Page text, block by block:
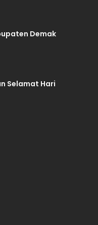
Demak
Selamat Hari